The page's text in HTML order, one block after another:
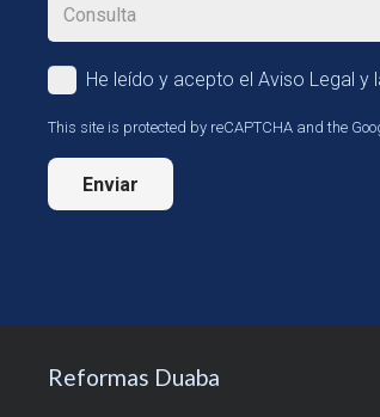
He leído y acepto el Aviso Legal y
This site is protected by reCAPTCHA and the
Enviar
Reformas Duaba